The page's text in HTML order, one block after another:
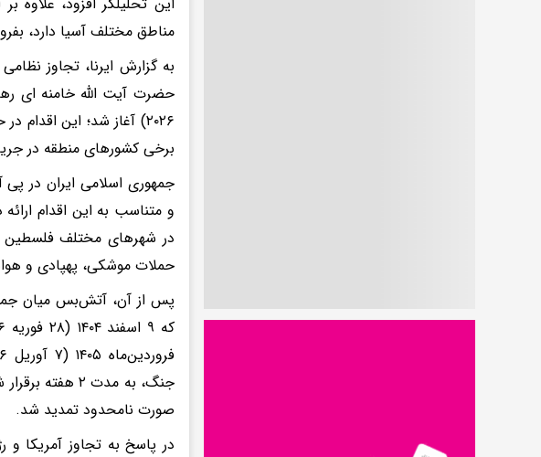
مناطق مختلف آسیا دارد،
به گزارش ایرنا، تجاوز
۲۰۲۶) آغاز شد؛ این
برخی کشورهای منطقه در
جمهوری اسلامی ایران در
و متناسب به این اقدام
در شهرهای مختلف فلسطین
حملات موشکی، پهپادی و
صورت نامحدود تمدید شد.